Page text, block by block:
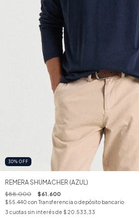
30% OFF
REMERA SHUMACHER (AZUL)
$88.000 $61.600
$55.440 con Transferencia o depósito bancario
3 cuotas sin interés de $ 20.533,33